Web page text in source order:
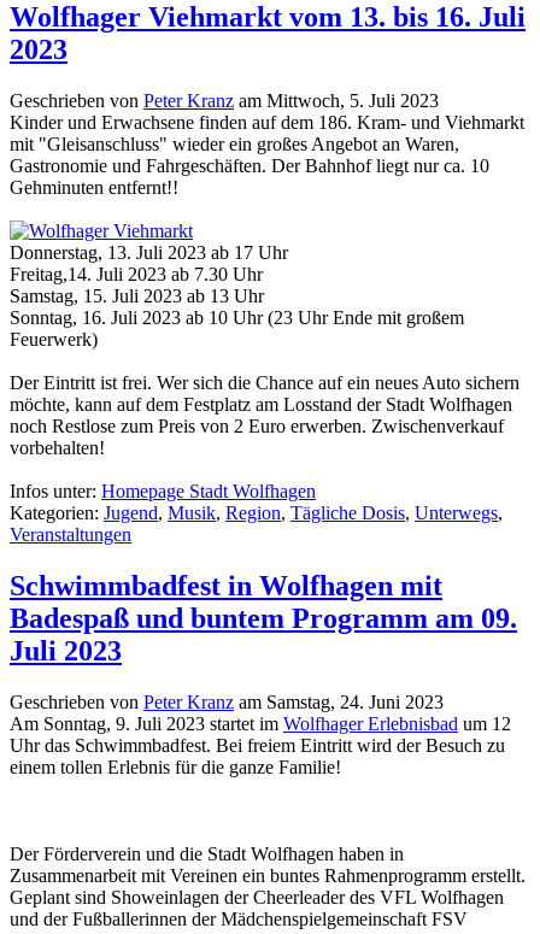
Wolfhager Viehmarkt vom 13. bis 16. Juli
2023
Geschrieben von Peter Kranz am Mittwoch, 5. Juli 2023
Kinder und Erwachsene finden auf dem 186. Kram- und Viehmarkt
mit "Gleisanschluss" wieder ein großes Angebot an Waren,
Gastronomie und Fahrgeschäften. Der Bahnhof liegt nur ca. 10
Gehminuten entfernt!!
Donnerstag, 13. Juli 2023 ab 17 Uhr
Freitag,14. Juli 2023 ab 7.30 Uhr
Samstag, 15. Juli 2023 ab 13 Uhr
Sonntag, 16. Juli 2023 ab 10 Uhr (23 Uhr Ende mit großem
Feuerwerk)
Der Eintritt ist frei. Wer sich die Chance auf ein neues Auto sichern
möchte, kann auf dem Festplatz am Losstand der Stadt Wolfhagen
noch Restlose zum Preis von 2 Euro erwerben. Zwischenverkauf
vorbehalten!
Infos unter: Homepage Stadt Wolfhagen
Kategorien: Jugend, Musik, Region, Tägliche Dosis, Unterwegs,
Veranstaltungen
Schwimmbadfest in Wolfhagen mit
Badespaß und buntem Programm am 09.
Juli 2023
Geschrieben von Peter Kranz am Samstag, 24. Juni 2023
Am Sonntag, 9. Juli 2023 startet im Wolfhager Erlebnisbad um 12
Uhr das Schwimmbadfest. Bei freiem Eintritt wird der Besuch zu
einem tollen Erlebnis für die ganze Familie!
Der Förderverein und die Stadt Wolfhagen haben in
Zusammenarbeit mit Vereinen ein buntes Rahmenprogramm erstellt.
Geplant sind Showeinlagen der Cheerleader des VFL Wolfhagen
und der Fußballerinnen der Mädchenspielgemeinschaft FSV